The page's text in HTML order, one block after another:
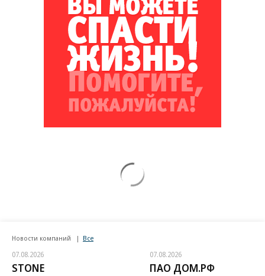
Новости компаний Все
07.08.2026
STONE
07.08.2026
ПАО ДОМ.РФ